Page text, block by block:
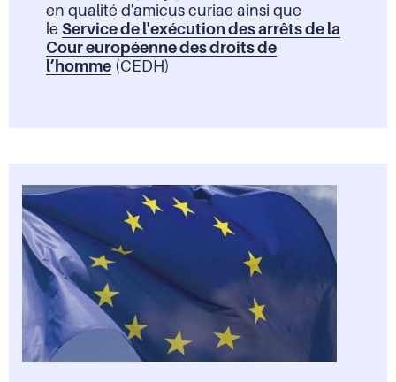
en qualité d'amicus curiae ainsi que
le Service de l'exécution des arrêts de la
Cour européenne des droits de
l’homme (CEDH)